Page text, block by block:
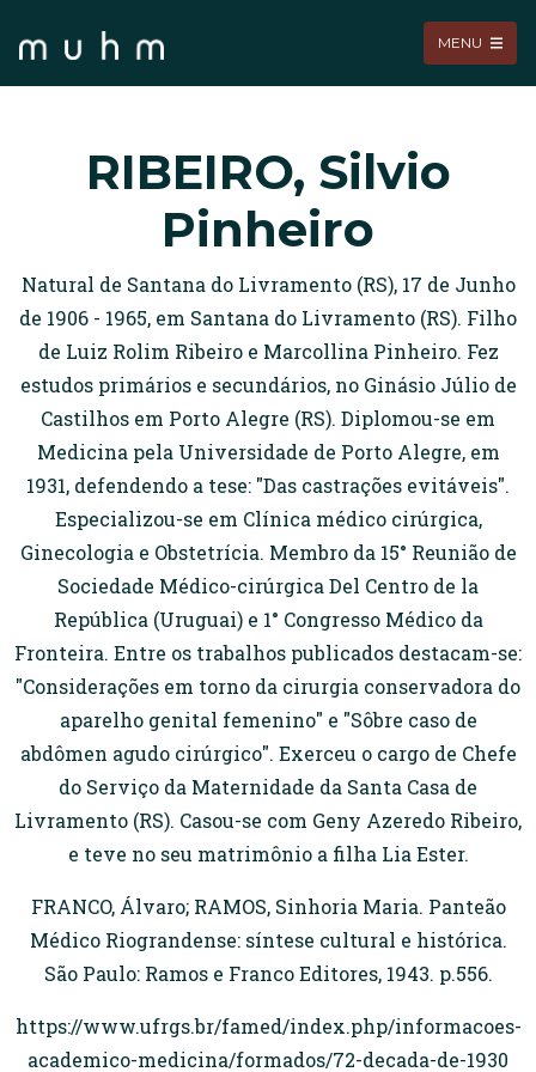
MENU
RIBEIRO, Silvio
Pinheiro
Natural de Santana do Livramento (RS), 17 de Junho
de 1906 - 1965, em Santana do Livramento (RS). Filho
de Luiz Rolim Ribeiro e Marcollina Pinheiro. Fez
estudos primários e secundários, no Ginásio Júlio de
Castilhos em Porto Alegre (RS). Diplomou-se em
Medicina pela Universidade de Porto Alegre, em
1931, defendendo a tese: "Das castrações evitáveis".
Especializou-se em Clínica médico cirúrgica,
Ginecologia e Obstetrícia. Membro da 15° Reunião de
Sociedade Médico-cirúrgica Del Centro de la
República (Uruguai) e 1° Congresso Médico da
Fronteira. Entre os trabalhos publicados destacam-se:
"Considerações em torno da cirurgia conservadora do
aparelho genital femenino" e "Sôbre caso de
abdômen agudo cirúrgico". Exerceu o cargo de Chefe
do Serviço da Maternidade da Santa Casa de
Livramento (RS). Casou-se com Geny Azeredo Ribeiro,
e teve no seu matrimônio a filha Lia Ester.
FRANCO, Álvaro; RAMOS, Sinhoria Maria. Panteão
Médico Riograndense: síntese cultural e histórica.
São Paulo: Ramos e Franco Editores, 1943. p.556.
https://www.ufrgs.br/famed/index.php/informacoes-
academico-medicina/formados/72-decada-de-1930